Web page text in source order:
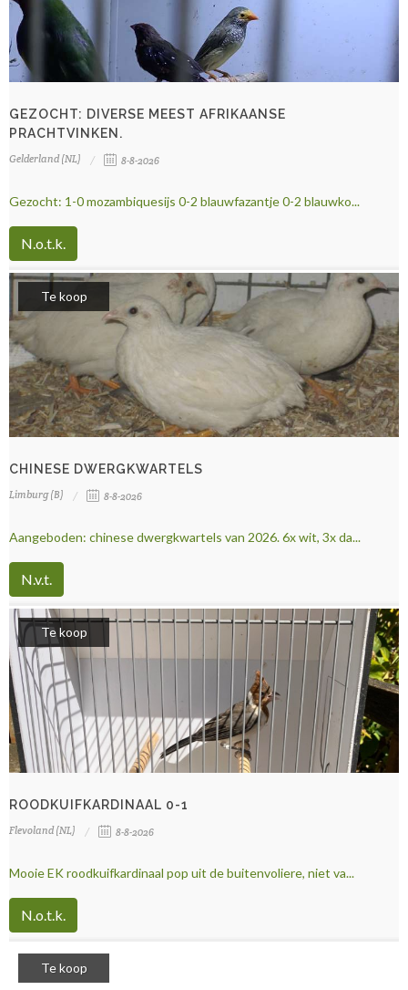
GEZOCHT: DIVERSE MEEST AFRIKAANSE
PRACHTVINKEN.
Gelderland (NL) 8-8-2026
Gezocht: 1-0 mozambiquesijs 0-2 blauwfazantje 0-2 blauwko...
N.o.t.k.
Te koop
CHINESE DWERGKWARTELS
Limburg (B) 8-8-2026
Aangeboden: chinese dwergkwartels van 2026. 6x wit, 3x da...
N.v.t.
Te koop
ROODKUIFKARDINAAL 0-1
Flevoland (NL) 8-8-2026
Mooie EK roodkuifkardinaal pop uit de buitenvoliere, niet va...
N.o.t.k.
Te koop